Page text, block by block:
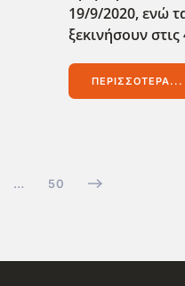
19/9/2020, ενώ
ξεκινήσουν
ΠΕΡΙΣΣΌΤΕΡΑ...
… 50